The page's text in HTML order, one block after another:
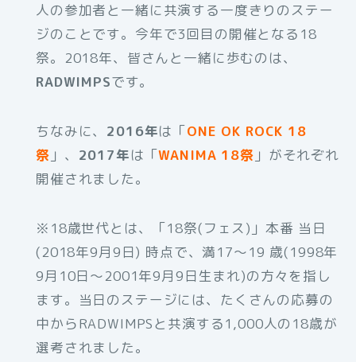
人の参加者と一緒に共演する一度きりのステー
ジのことです。今年で3回目の開催となる18
祭。2018年、皆さんと一緒に歩むのは、
RADWIMPSです。
ちなみに、 2016年は「ONE OK ROCK 18
祭 」、 2017年は「WANIMA 18祭 」がそれぞれ
開催されました。
※18歳世代とは、「18祭(フェス)」本番 当日
(2018年9月9日) 時点で、満17〜19 歳(1998年
9月10日〜2001年9月9日生まれ)の方々を指し
ます。当日のステージには、たくさんの応募の
中からRADWIMPSと共演する1,000人の18歳が
選考されました。